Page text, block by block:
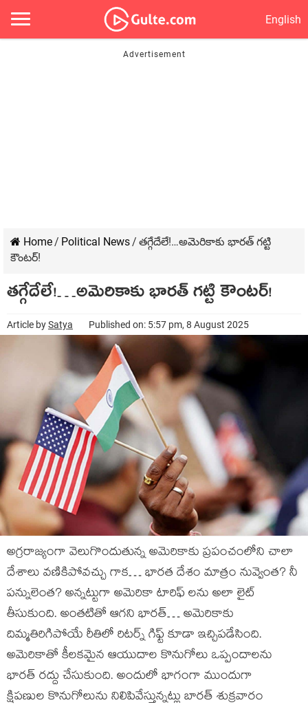
English
Home/ Political News/ తగ్గేదేలే!…అమెరికాకు భారత్ గట్టి
కౌంటర్!
తగ్గేదేలే!…అమెరికాకు భారత్ గట్టి కౌంటర్!
Article bySatya Published on: 5:57 pm, 8 August 2025
అగ్రరాజ్యంగా వెలుగొందుతున్న అమెరికాకు ప్రపంచంలోని చాలా
దేశాలు వణికిపోవచ్చు గాక… భారత దేశం మాత్రం నువ్వెంత? నీ
పన్నులెంత? అన్నట్టుగా అమెరికా టారిఫ్ లను అలా లైట్
తీసుకుంది. అంతటితో ఆగని భారత్… అమెరికాకు
దిమ్మతిరిగిపోయే రీతిలో రిటర్న్ గిఫ్ట్ కూడా ఇచ్చిపడేసింది.
అమెరికాతో కీలకమైన ఆయుదాల కొనుగోలు ఒప్పందాలను
భారత్ రద్దు చేసుకుంది. అందులో భాగంగా ముందుగా
క్షిపణుల కొనుగోలును నిలిపివేస్తున్నట్లు బారత్ శుక్రవారం